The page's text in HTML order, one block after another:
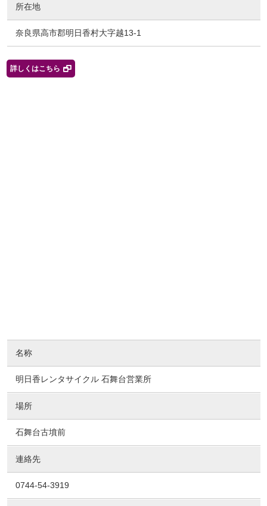
所在地
奈良県高市郡明日香村大字越13-1
詳しくはこちら
名称
明日香レンタサイクル 石舞台営業所
場所
石舞台古墳前
連絡先
0744-54-3919